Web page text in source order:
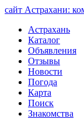
сайт Астрахани:
Астрахань
Каталог
Объявления
Отзывы
Новости
Погода
Карта
Поиск
Знакомства